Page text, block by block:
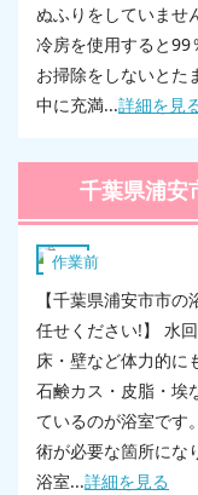
ぬふりをしていませ
冷房を使用すると99
お掃除をしないとた
中に充満...詳細を見
千葉県浦
作業前
浴室
【千葉県浦安市市
任せください!】 水
床・壁など体力的に
石鹸カス・皮脂・埃
ているのが浴室です
術が必要な箇所に
浴室...詳細を見る